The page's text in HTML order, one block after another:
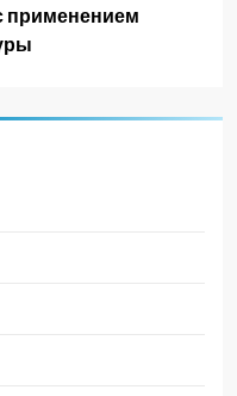
применением